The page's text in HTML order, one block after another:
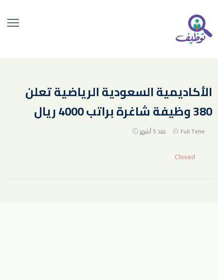
الأكاديمية السعودية الرياضية تعلن
380 وظيفة شاغرة براتب 4000 ريال
Full Time منذ 5 أشهر
Closed